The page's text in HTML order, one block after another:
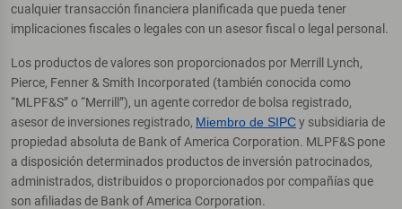
cualquier transacción financiera planificada que pueda tener
implicaciones fiscales o legales con un asesor fiscal o legal personal.
Los productos de valores son proporcionados por Merrill Lynch,
Pierce, Fenner & Smith Incorporated (también conocida como
“MLPF&S” o “Merrill”), un agente corredor de bolsa registrado,
asesor de inversiones registrado, Miembro de SIPCy subsidiaria de
propiedad absoluta de Bank of America Corporation. MLPF&S pone
a disposición determinados productos de inversión patrocinados,
administrados, distribuidos o proporcionados por compañías que
son afiliadas de Bank of America Corporation.